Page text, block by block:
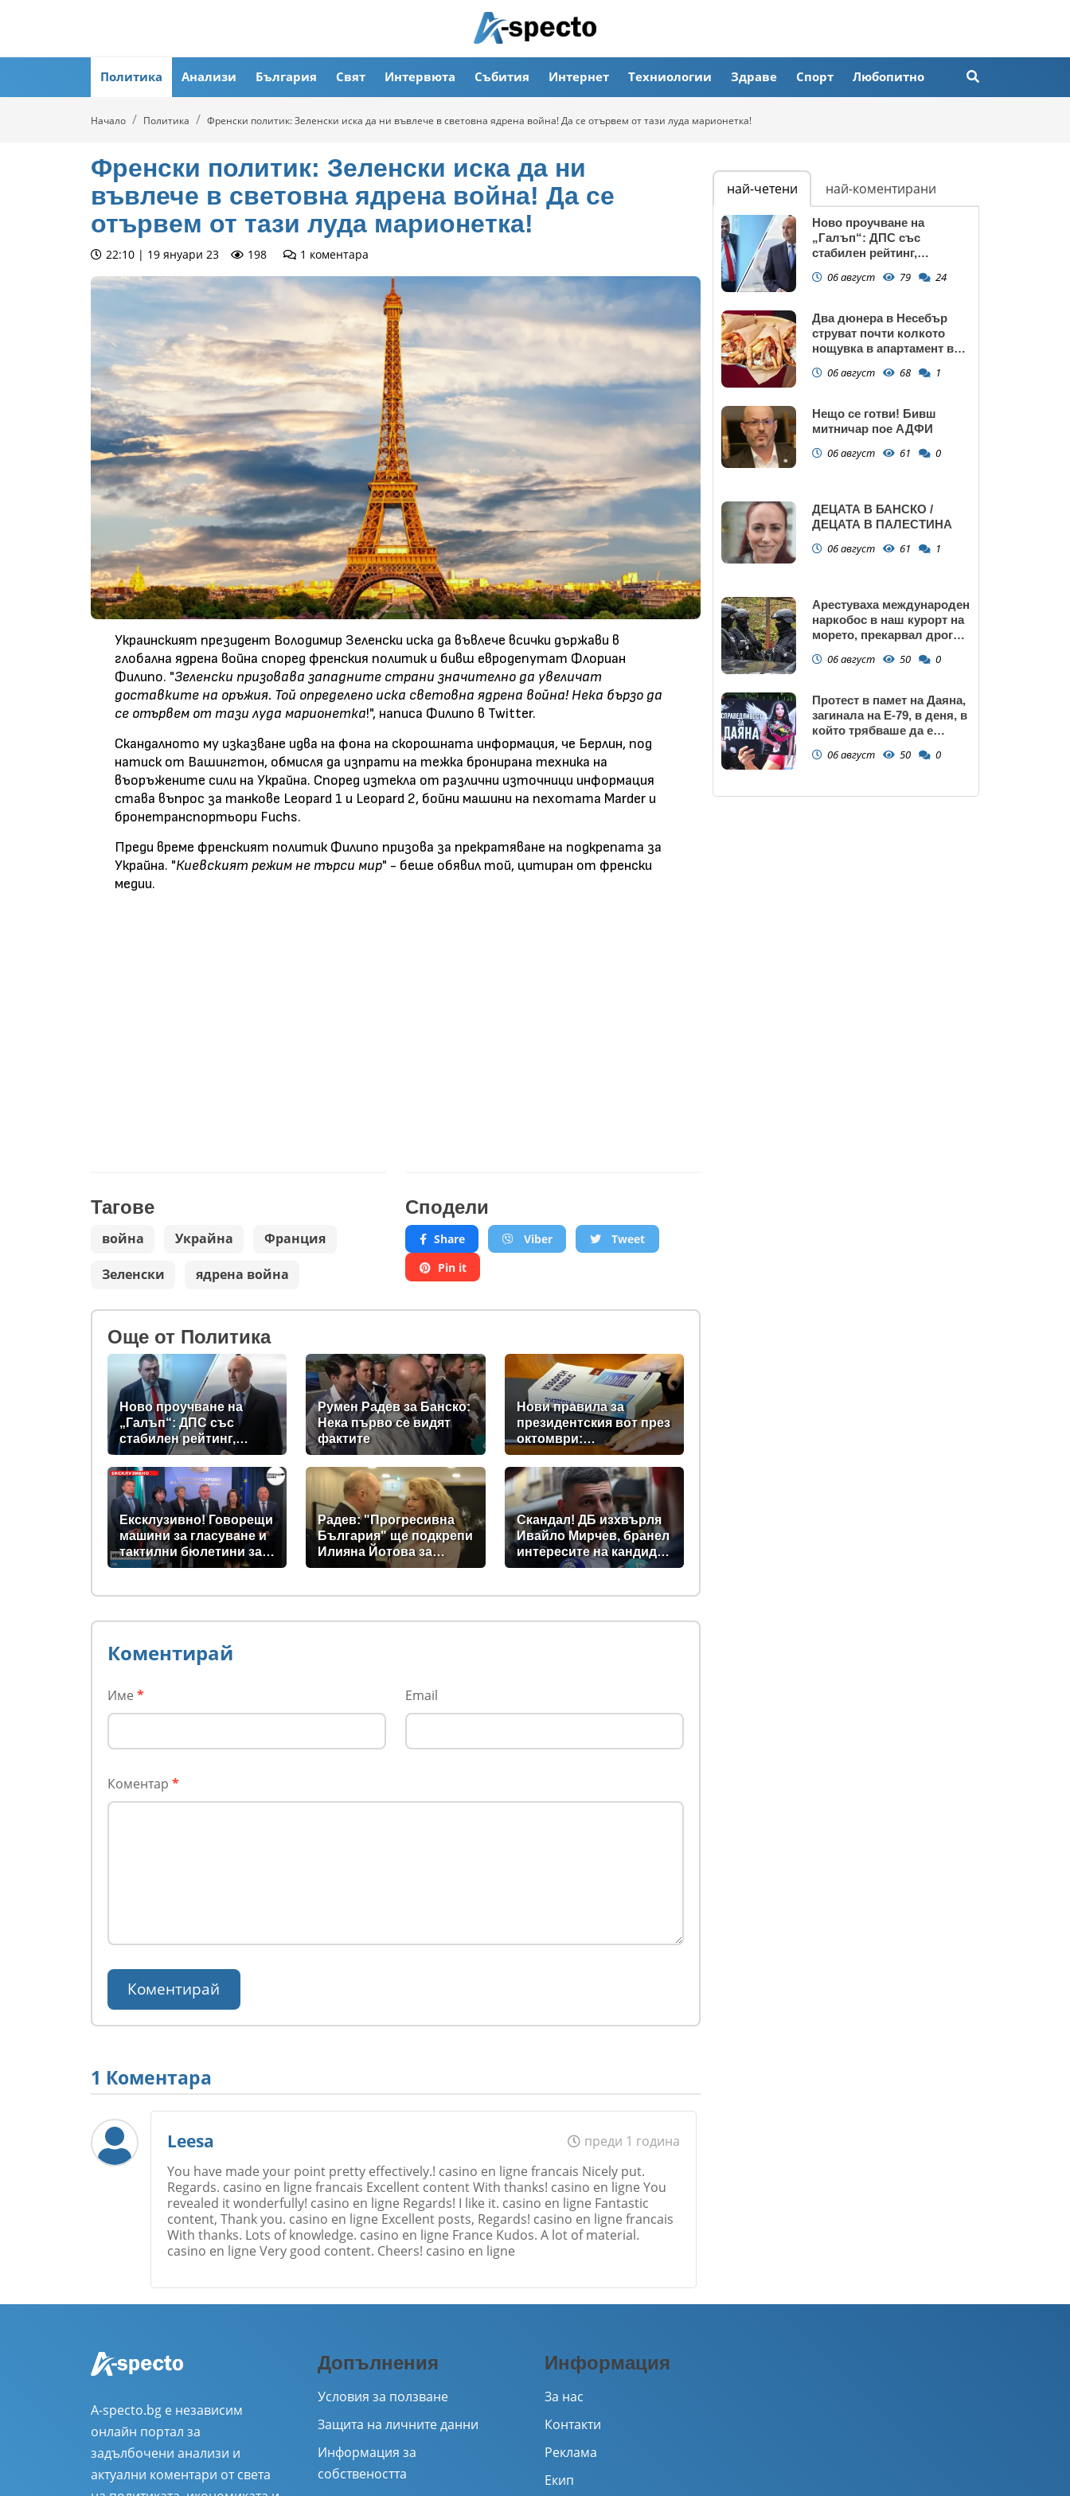
Политика Анализи България Свят Интервюта Събития Интернет Техниологии Здраве Спорт Любопитно
Начало Политика Френски политик: Зеленски иска да ни въвлече в световна ядрена война! Да се отървем от тази луда марионетка!
Френски политик: Зеленски иска да ни
въвлече в световна ядрена война! Да се
отървем от тази луда марионетка!
22:10 | 19 януари 23 198 1 коментара
Украинският президент Володимир Зеленски иска да въвлече всички държави в
глобална ядрена война според френския политик и бивш евродепутат Флориан
Филипо. "Зеленски призовава западните страни значително да увеличат
доставките на оръжия. Той определено иска световна ядрена война! Нека бързо да
се отървем от тази луда марионетка!", написа Филипо в Twitter.
Скандалното му изказване идва на фона на скорошната информация, че Берлин, под
натиск от Вашингтон, обмисля да изпрати на тежка бронирана техника на
въоръжените сили на Украйна. Според изтекла от различни източници информация
става въпрос за танкове Leopard 1 и Leopard 2, бойни машини на пехотата Marder и
бронетранспортьори Fuchs.
Преди време френският политик Филипо призова за прекратяване на подкрепата за
Украйна. "Киевският режим не търси мир" - беше обявил той, цитиран от френски
медии.
Тагове
война Украйна Франция
Зеленски ядрена война
Сподели
Share Viber
Tweet
Pin it
Oще от Политика
Ново проучване на
„Галъп“: ДПС със
стабилен рейтинг,
подкрепата към Радев
се запазва
Румен Радев за Банско:
Нека първо се видят
фактите
Нови правила за
президентския вот през
октомври:
Парламентът прие
промени в Изборния
кодекс
Ексклузивно! Говорещи
машини за гласуване и
тактилни бюлетини за
незрящите предвиждат
правила! (ВИДЕО)
Радев: "Прогресивна
България" ще подкрепи
Илияна Йотова за
президент
Скандал! ДБ изхвърля
Ивайло Мирчев, бранел
интересите на кандидат
за „Лукойл”
Коментирай
Име * Email
Коментар *
1 Коментара
Leesa
преди 1 година
You have made your point pretty effectively.! casino en ligne francais Nicely put.
Regards. casino en ligne francais Excellent content With thanks! casino en ligne You
revealed it wonderfully! casino en ligne Regards! I like it. casino en ligne Fantastic
content, Thank you. casino en ligne Excellent posts, Regards! casino en ligne francais
With thanks. Lots of knowledge. casino en ligne France Kudos. A lot of material.
casino en ligne Very good content. Cheers! casino en ligne
Име* Email
най-четени най-коментирани
Ново проучване на
„Галъп“: ДПС със
стабилен рейтинг,
запазва
06 август 79 24
Два дюнера в Несебър
струват почти колкото
нощувка в апартамент в
06 август 68 1
Нещо се готви! Бивш
митничар пое АДФИ
06 август 61 0
ДЕЦАТА В БАНСКО /
ДЕЦАТА В ПАЛЕСТИНА
06 август 61 1
Арестуваха международен
наркобос в наш курорт на
морето, прекарвал дрога
06 август 50 0
Протест в памет на Даяна,
загинала на Е-79, в деня, в
който трябваше да е
06 август 50 0
A-specto.bg е независим
онлайн портал за
задълбочени анализи и
актуални коментари от света
Допълнения
Условия за ползване
Защита на личните данни
Информация за
собствеността
Информация
За нас
Контакти
Реклама
Екип